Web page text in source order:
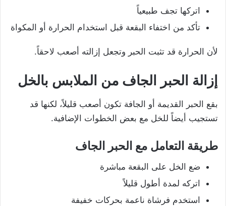
اتركها تجف طبيعياً
تأكد من اختفاء البقعة قبل استخدام الحرارة أو المكواة
لأن الحرارة قد تثبت الحبر وتجعل إزالته أصعب لاحقاً.
إزالة الحبر الجاف من الملابس بالخل
بقع الحبر القديمة أو الجافة تكون أصعب قليلاً، لكنها قد
تستجيب أيضاً للخل مع بعض الخطوات الإضافية.
طريقة التعامل مع الحبر الجاف
ضع الخل على البقعة مباشرة
اتركه لمدة أطول قليلاً
استخدم فرشاة ناعمة بحركات خفيفة